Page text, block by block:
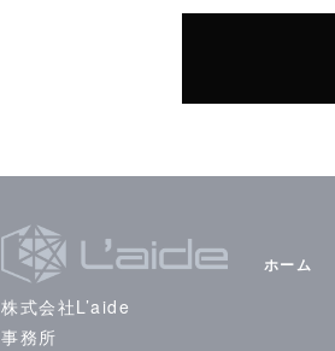
株式会社L’aide
事務所
ホーム